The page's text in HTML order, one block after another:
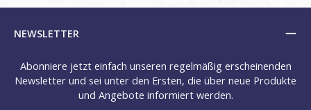
NEWSLETTER
Abonniere jetzt einfach unseren regelmäßig erscheinenden
Newsletter und sei unter den Ersten, die über neue Produkte
und Angebote informiert werden.